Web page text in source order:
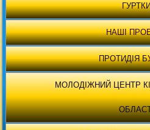
НАШІ
ПРОТИДІЯ
МОЛОДІЖНИЙ ЦЕНТР